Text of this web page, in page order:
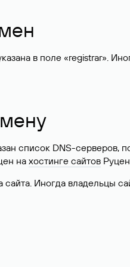
в поле «registrar».
список DNS-
на хостинге сайтов
Иногда владельцы